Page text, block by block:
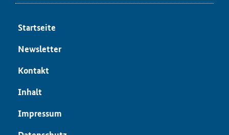
Start­sei­te
News­let­ter
Kon­takt
In­halt
Im­pres­sum